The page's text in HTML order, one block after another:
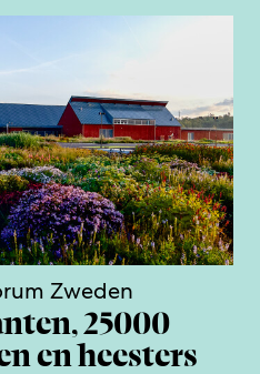
Zweden
25000
en heesters